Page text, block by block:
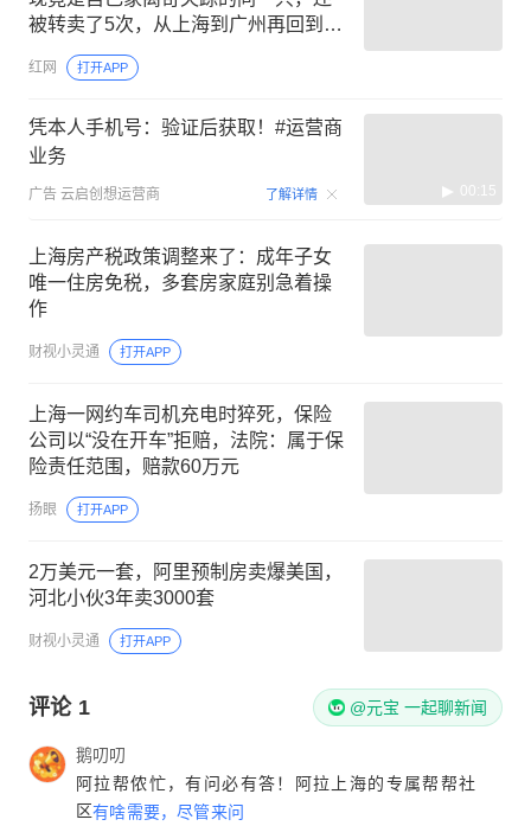
被转卖了5次，从上海到广州再回到上
红网 打开APP
凭本人手机号：验证后获取！#运营商
业务
广告 云启创想运营商 了解详情 00:15
上海房产税政策调整来了：成年子女
唯一住房免税，多套房家庭别急着操
作
财视小灵通 打开APP
上海一网约车司机充电时猝死，保险
公司以“没在开车”拒赔，法院：属于保
险责任范围，赔款60万元
扬眼 打开APP
2万美元一套，阿里预制房卖爆美国，
河北小伙3年卖3000套
财视小灵通 打开APP
评论 1 @元宝 一起聊新闻
鹅叨叨
阿拉帮侬忙，有问必有答！阿拉上海的专属帮帮社
区有啥需要，尽管来问